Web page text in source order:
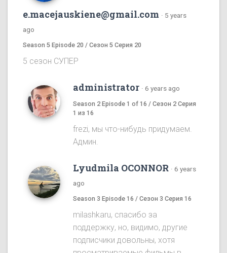
e.macejauskiene@gmail.com · 5 years
ago
Season 5 Episode 20 / Сезон 5 Серия 20
5 сезон СУПЕР
administrator · 6 years ago
Season 2 Episode 1 of 16 / Сезон 2 Серия
1 из 16
frezi, мы что-нибудь придумаем.
Админ.
Lyudmila OCONNOR · 6 years
ago
Season 3 Episode 16 / Сезон 3 Серия 16
milashkaru, спасибо за
поддержку, но, видимо, другие
подписчики довольны, хотя